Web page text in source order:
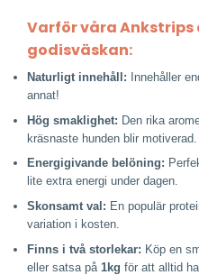
Varför våra Ankstrips
godisväskan:
Naturligt innehåll: Innehåller
annat!
Hög smaklighet: Den rika
kräsnaste hunden blir motiverad.
Energigivande belöning:
lite extra energi under dagen.
Skonsamt val: En populär
variation i kosten.
Finns i två storlekar: Köp en
eller satsa på 1kg för att alltid